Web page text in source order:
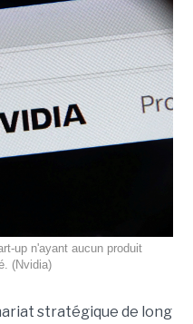
up n'ayant aucun produit
(Nvidia)
stratégique de long